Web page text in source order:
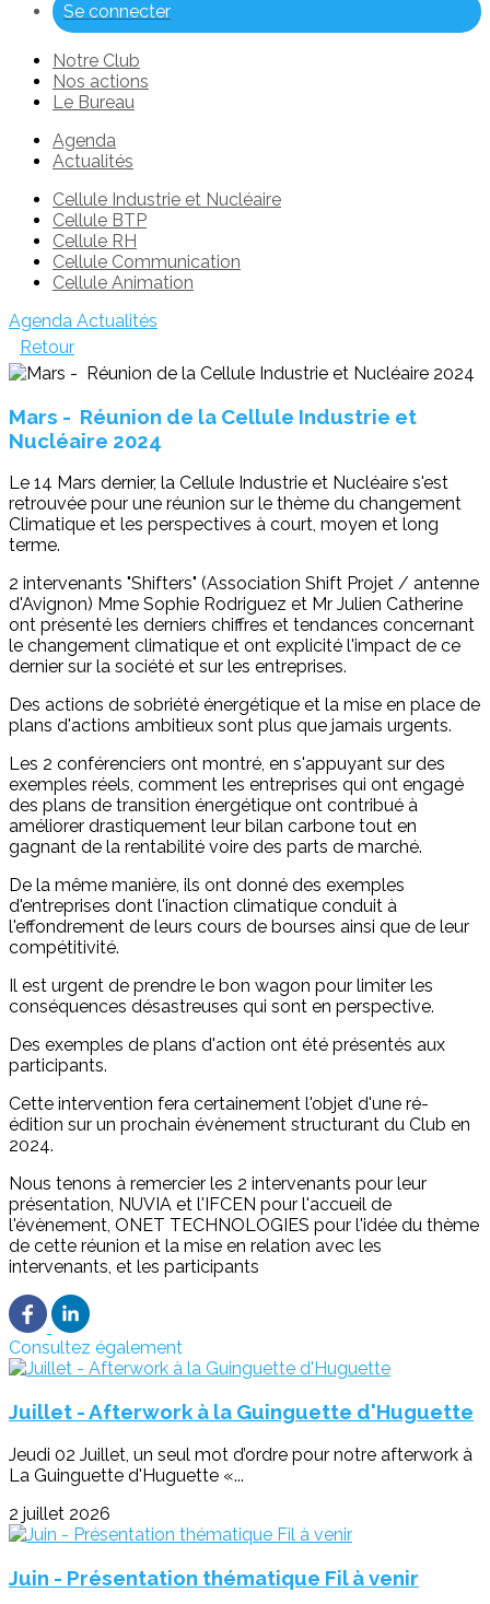
Se connecter
Notre Club
Nos actions
Le Bureau
Agenda
Actualités
Cellule Industrie et Nucléaire
Cellule BTP
Cellule RH
Cellule Communication
Cellule Animation
Agenda Actualités
Retour
Mars - Réunion de la Cellule Industrie et
Nucléaire 2024
Le 14 Mars dernier, la Cellule Industrie et Nucléaire s'est
retrouvée pour une réunion sur le thème du changement
Climatique et les perspectives à court, moyen et long
terme.
2 intervenants "Shifters" (Association Shift Projet / antenne
d'Avignon) Mme Sophie Rodriguez et Mr Julien Catherine
ont présenté les derniers chiffres et tendances concernant
le changement climatique et ont explicité l'impact de ce
dernier sur la société et sur les entreprises.
Des actions de sobriété énergétique et la mise en place de
plans d'actions ambitieux sont plus que jamais urgents.
Les 2 conférenciers ont montré, en s'appuyant sur des
exemples réels, comment les entreprises qui ont engagé
des plans de transition énergétique ont contribué à
améliorer drastiquement leur bilan carbone tout en
gagnant de la rentabilité voire des parts de marché.
De la même manière, ils ont donné des exemples
d'entreprises dont l'inaction climatique conduit à
l'effondrement de leurs cours de bourses ainsi que de leur
compétitivité.
Il est urgent de prendre le bon wagon pour limiter les
conséquences désastreuses qui sont en perspective.
Des exemples de plans d'action ont été présentés aux
participants.
Cette intervention fera certainement l'objet d'une ré-
édition sur un prochain évènement structurant du Club en
2024.
Nous tenons à remercier les 2 intervenants pour leur
présentation, NUVIA et l'IFCEN pour l'accueil de
l'évènement, ONET TECHNOLOGIES pour l'idée du thème
de cette réunion et la mise en relation avec les
intervenants, et les participants
Consultez également
Juillet - Afterwork à la Guinguette d'Huguette
Jeudi 02 Juillet, un seul mot d’ordre pour notre afterwork à
La Guinguette d'Huguette «...
2 juillet 2026
Juin - Présentation thématique Fil à venir